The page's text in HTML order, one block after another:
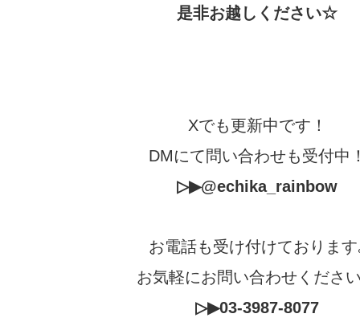
是非お越しください☆
Xでも更新中です！
DMにて問い合わせも受付中
▷▶@echika_rainbow
お電話も受け付けております
お気軽にお問い合わせくださ
▷▶03-3987-8077